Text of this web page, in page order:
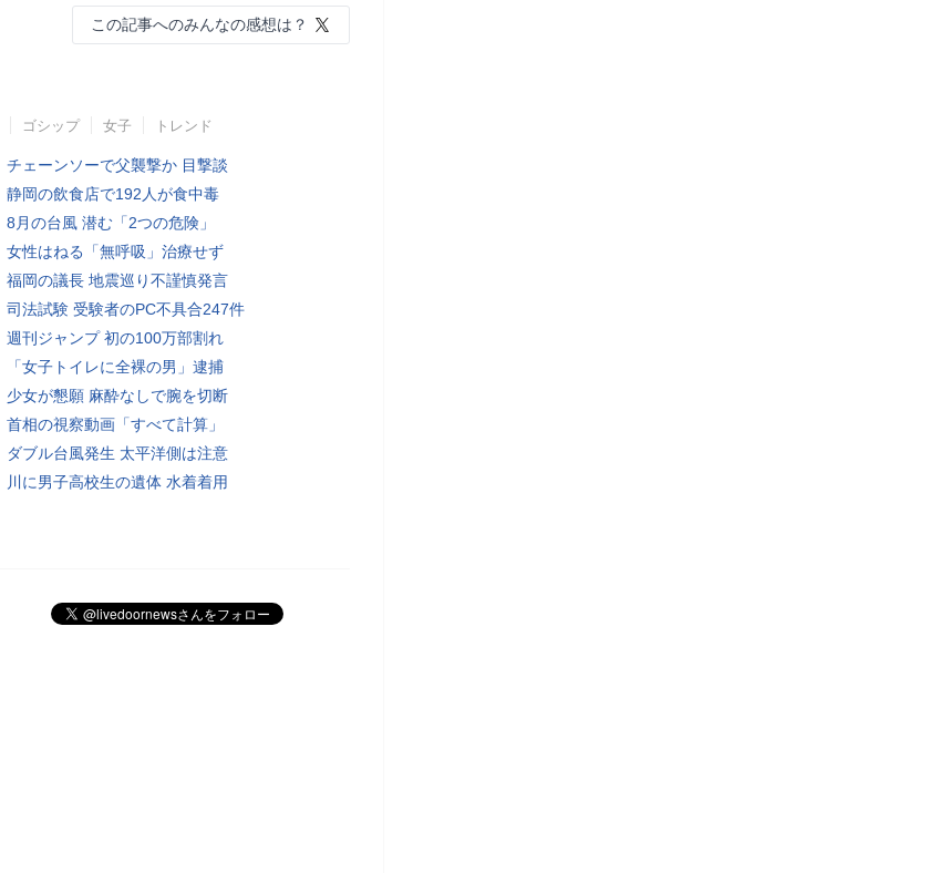
この記事へのみんなの感想は？
ゴシップ 女子 トレンド
チェーンソーで父襲撃か 目撃談
静岡の飲食店で192人が食中毒
8月の台風 潜む「2つの危険」
女性はねる「無呼吸」治療せず
福岡の議長 地震巡り不謹慎発言
司法試験 受験者のPC不具合247件
週刊ジャンプ 初の100万部割れ
「女子トイレに全裸の男」逮捕
少女が懇願 麻酔なしで腕を切断
首相の視察動画「すべて計算」
ダブル台風発生 太平洋側は注意
川に男子高校生の遺体 水着着用